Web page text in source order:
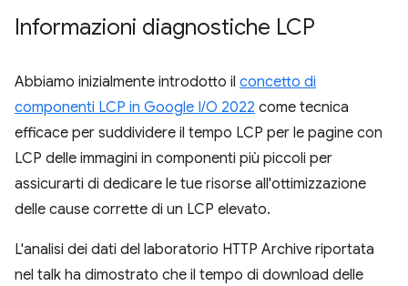
Informazioni diagnostiche LCP
Abbiamo inizialmente introdotto il concetto di
componenti LCP in Google I/O 2022 come tecnica
efficace per suddividere il tempo LCP per le pagine con
LCP delle immagini in componenti più piccoli per
assicurarti di dedicare le tue risorse all'ottimizzazione
delle cause corrette di un LCP elevato.
L'analisi dei dati del laboratorio HTTP Archive riportata
nel talk ha dimostrato che il tempo di download delle